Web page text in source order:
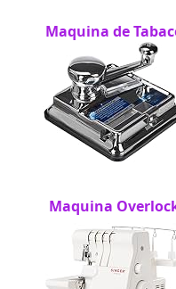
Maquina de
Maquina